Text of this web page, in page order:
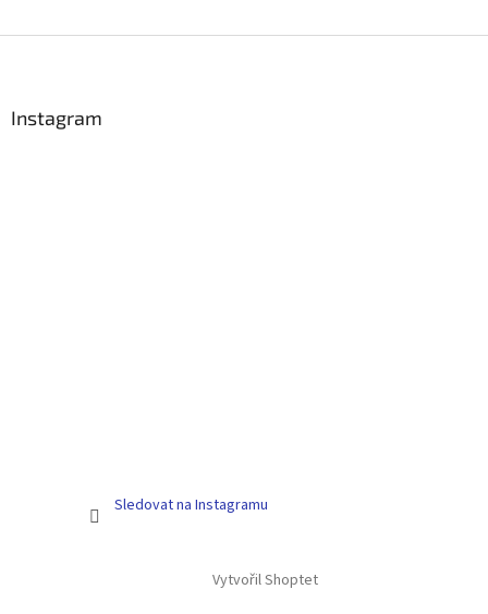
Instagram
Sledovat na Instagramu
Vytvořil Shoptet